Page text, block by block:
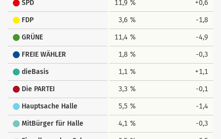
SPD 11,9 % +0,6
FDP 3,6 % -1,8
GRÜNE 11,4 % -4,9
FREIE WÄHLER 1,8 % -0,3
dieBasis 1,1 % +1,1
Die PARTEI 3,3 % -0,1
Hauptsache Halle 5,5 % -1,4
MitBürger für Halle 4,1 % -0,3